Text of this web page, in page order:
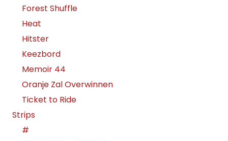
Forest Shuffle
Heat
Hitster
Keezbord
Memoir 44
Oranje Zal Overwinnen
Ticket to Ride
Strips
#